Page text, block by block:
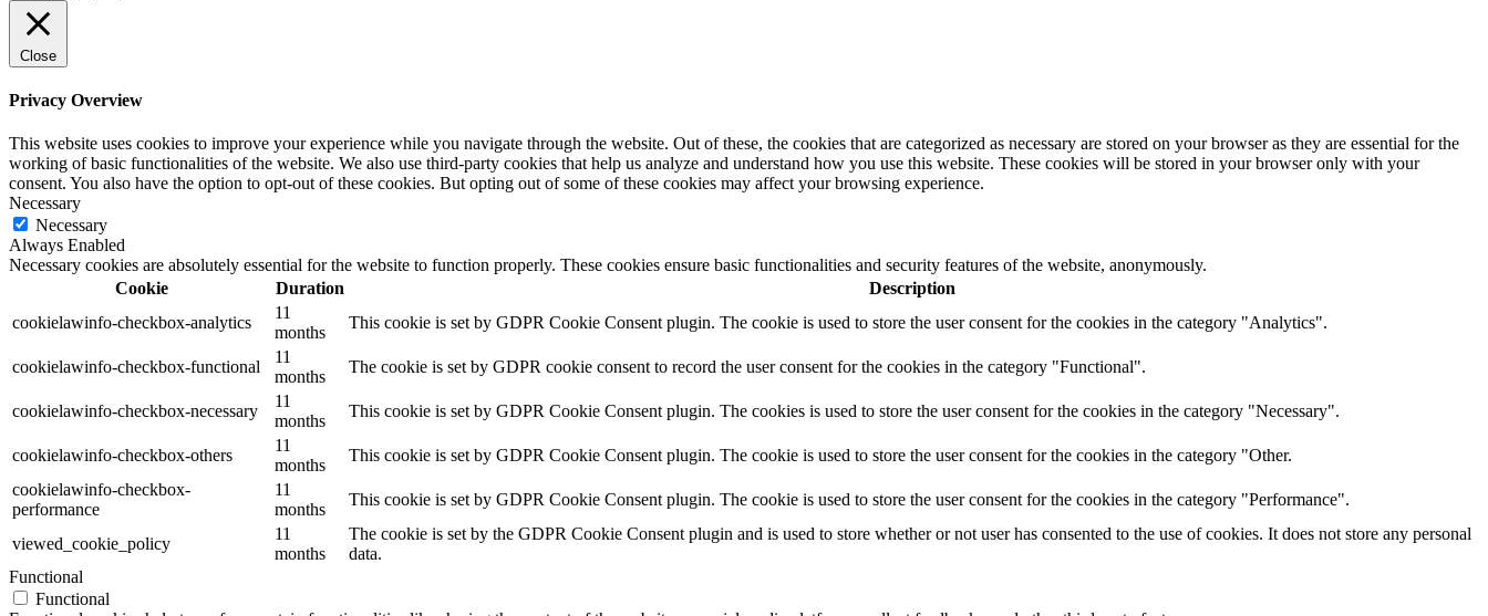
Close
Privacy Overview
This website uses cookies to improve your experience while you navigate through the website. Out of these, the cookies that are categorized as necessary are stored on your browser as they are essential for the
working of basic functionalities of the website. We also use third-party cookies that help us analyze and understand how you use this website. These cookies will be stored in your browser only with your
consent. You also have the option to opt-out of these cookies. But opting out of some of these cookies may affect your browsing experience.
Necessary
Necessary
Always Enabled
Necessary cookies are absolutely essential for the website to function properly. These cookies ensure basic functionalities and security features of the website, anonymously.
Cookie
Duration
Description
cookielawinfo-checkbox-analytics
11
months
This cookie is set by GDPR Cookie Consent plugin. The cookie is used to store the user consent for the cookies in the category "Analytics".
cookielawinfo-checkbox-functional
11
months
The cookie is set by GDPR cookie consent to record the user consent for the cookies in the category "Functional".
cookielawinfo-checkbox-necessary
11
months
This cookie is set by GDPR Cookie Consent plugin. The cookies is used to store the user consent for the cookies in the category "Necessary".
cookielawinfo-checkbox-others
11
months
This cookie is set by GDPR Cookie Consent plugin. The cookie is used to store the user consent for the cookies in the category "Other.
cookielawinfo-checkbox-
performance
11
months
This cookie is set by GDPR Cookie Consent plugin. The cookie is used to store the user consent for the cookies in the category "Performance".
viewed_cookie_policy
11
months
The cookie is set by the GDPR Cookie Consent plugin and is used to store whether or not user has consented to the use of cookies. It does not store any personal
data.
Functional
Functional